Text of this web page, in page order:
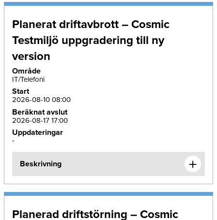
Planerat driftavbrott – Cosmic
Testmiljö uppgradering till ny
version
Område
IT/Telefoni
Start
2026-08-10 08:00
Beräknat avslut
2026-08-17 17:00
Uppdateringar
-
Beskrivning
Planerad driftstörning – Cosmic